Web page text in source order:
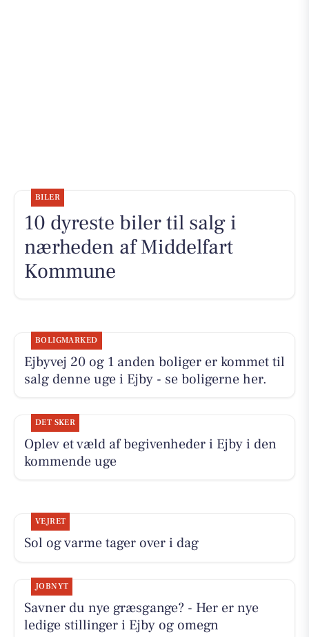
BILER
10 dyreste biler til salg i
nærheden af Middelfart
Kommune
BOLIGMARKED
Ejbyvej 20 og 1 anden boliger er kommet til
salg denne uge i Ejby - se boligerne her.
DET SKER
Oplev et væld af begivenheder i Ejby i den
kommende uge
VEJRET
Sol og varme tager over i dag
JOBNYT
Savner du nye græsgange? - Her er nye
ledige stillinger i Ejby og omegn